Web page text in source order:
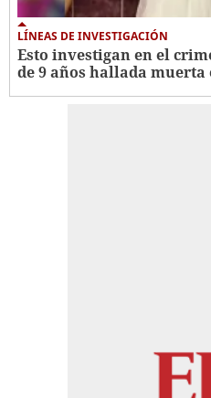
LÍNEAS DE INVESTIGACIÓN
Esto investigan en el
de 9 años hallada muerta